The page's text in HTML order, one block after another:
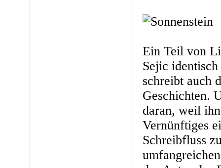
Ein Teil von
Sejic
schreibt auch
Geschichten.
daran, weil
Vernünftiges
Schreibfluss